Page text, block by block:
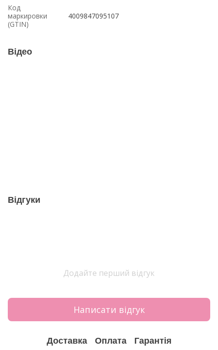
Код
маркировки
(GTIN)
4009847095107
Відео
Відгуки
Додайте перший відгук
Написати відгук
Доставка Оплата Гарантія